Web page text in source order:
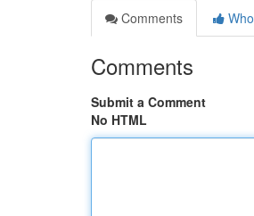
Comments
Comments
Submit a Comment
No HTML